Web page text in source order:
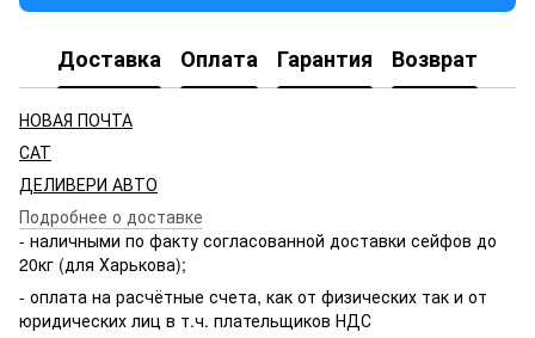
Доставка Оплата Гарантия Возврат
НОВАЯ ПОЧТА
САТ
ДЕЛИВЕРИ АВТО
Подробнее о доставке
- наличными по факту согласованной доставки сейфов до
20кг (для Харькова);
- оплата на расчётные счета, как от физических так и от
юридических лиц в т.ч. плательщиков НДС